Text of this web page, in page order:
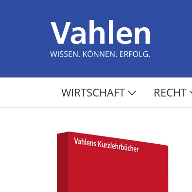
WIRTSCHAFT RECHT